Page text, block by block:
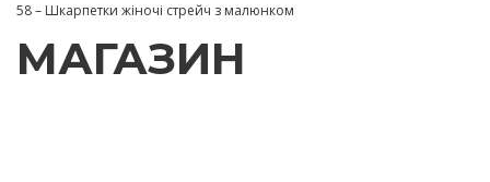
58 – Шкарпетки жіночі стрейч з малюнком
МАГАЗИН